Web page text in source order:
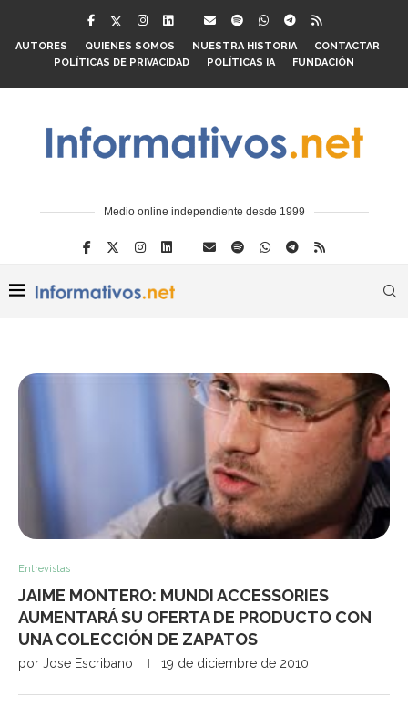
AUTORES QUIENES SOMOS NUESTRA HISTORIA
CONTACTAR
POLÍTICAS DE PRIVACIDAD
POLÍTICAS IA FUNDACIÓN
Medio online independiente desde 1999
Entrevistas
JAIME MONTERO: MUNDI ACCESSORIES
AUMENTARÁ SU OFERTA DE PRODUCTO CON
UNA COLECCIÓN DE ZAPATOS
por Jose Escribano 19 de diciembre de 2010